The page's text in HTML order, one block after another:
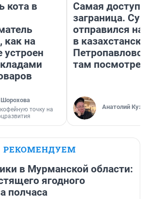
кота в
как на
точку на
Самая
заграница.
отправился
в
там
Анатолий
РЕКОМЕНДУЕМ
в Мурманской области:
ягодного
полчаса